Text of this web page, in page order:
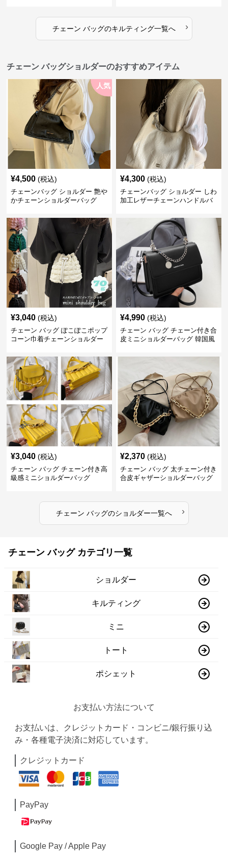
チェーン バッグのキルティング一覧へ ›
チェーン バッグショルダーのおすすめアイテム
人気
¥4,500 (税込)
チェーンバッグ ショルダー 艶や
かチェーンショルダーバッグ
¥4,300 (税込)
チェーンバッグ ショルダー しわ
加工レザーチェーンハンドルバ
¥3,040 (税込)
チェーン バッグ ぽこぽこポップ
コーン巾着チェーンショルダー
¥4,990 (税込)
チェーン バッグ チェーン付き合
皮ミニショルダーバッグ 韓国風
¥3,040 (税込)
チェーン バッグ チェーン付き高
級感ミニショルダーバッグ
¥2,370 (税込)
チェーン バッグ 太チェーン付き
合皮ギャザーショルダーバッグ
チェーン バッグのショルダー一覧へ ›
チェーン バッグ カテゴリ一覧
ショルダー
キルティング
ミニ
トート
ポシェット
お支払い方法について
お支払いは、クレジットカード・コンビニ/銀行振り込
み・各種電子決済に対応しています。
クレジットカード
PayPay
Google Pay / Apple Pay